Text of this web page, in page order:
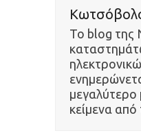
To blog της
μεγαλύτερο
κείμενα